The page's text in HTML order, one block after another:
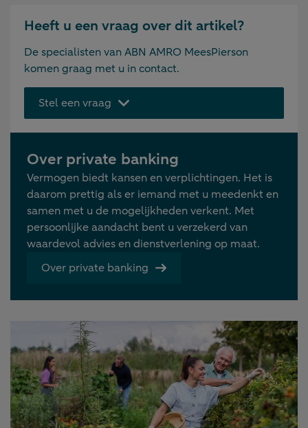
Heeft u een vraag over dit artikel?
De specialisten van ABN AMRO MeesPierson
komen graag met u in contact.
Stel een vraag
Over private banking
Vermogen biedt kansen en verplichtingen. Het is
daarom prettig als er iemand met u meedenkt en
samen met u de mogelijkheden verkent. Met
persoonlijke aandacht bent u verzekerd van
waardevol advies en dienstverlening op maat.
Over private banking